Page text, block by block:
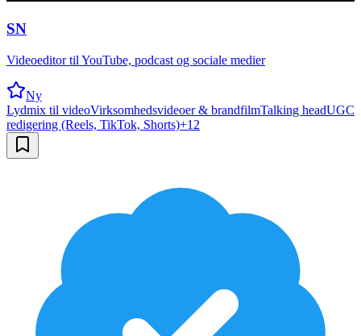
SN
Videoeditor til YouTube, podcast og sociale medier
Ny
Lydmix til videoVirksomhedsvideoer & brandfilmTalking headUGC
redigering (Reels, TikTok, Shorts)+12